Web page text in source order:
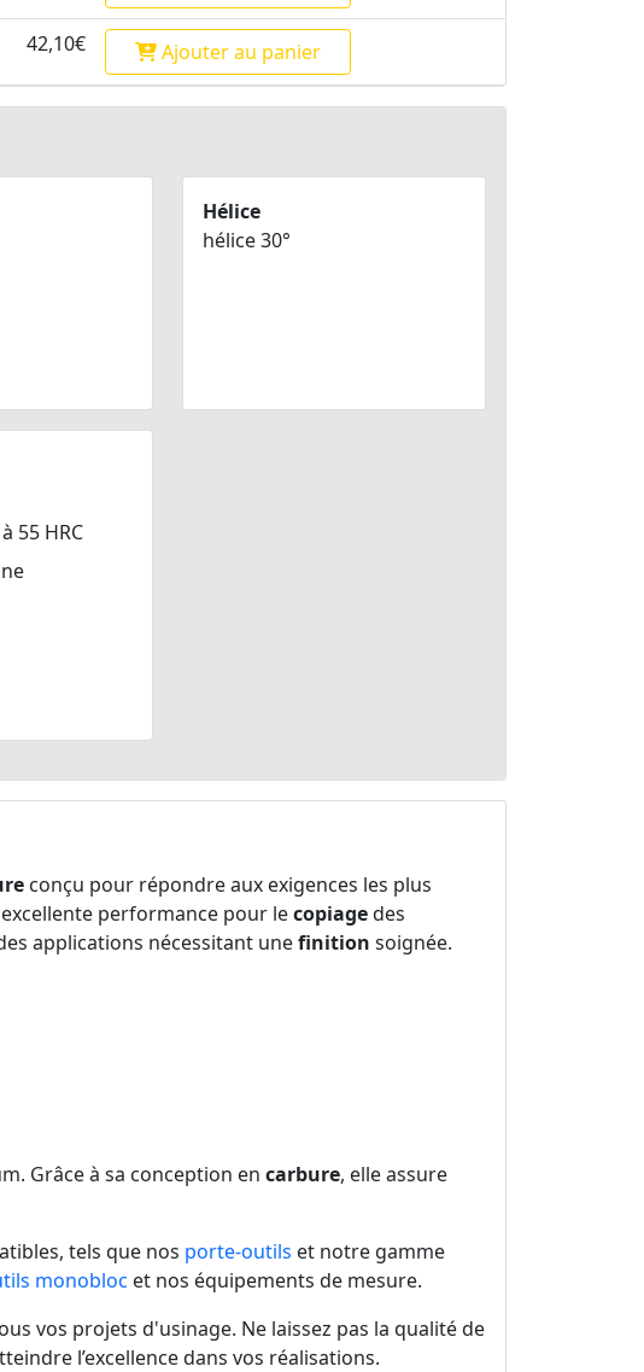
42,10€ Ajouterau panier
Hélice
hélice 30°
55 HRC
conçu pour répondre aux exigences les plus
performance pour lecopiagedes
applications nécessitant unefinition soignée.
Grâce à sa conception en carbure, elle assure
tels que nos porte-outils et notre gamme
monobloc et nos équipements de mesure.
vos projets d'usinage. Ne laissez pas la qualité de
l’excellence dans vos réalisations.